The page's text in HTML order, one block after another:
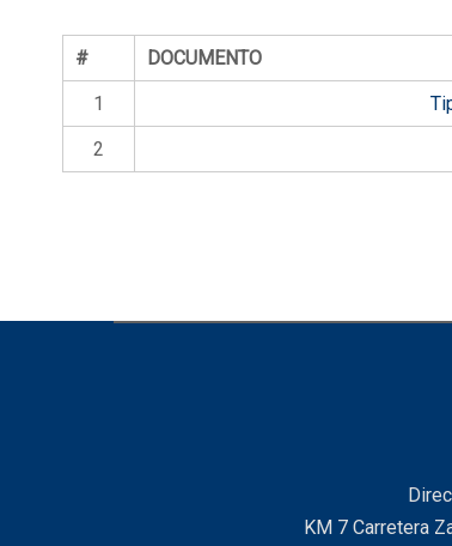
# DOCUMENTO
1
2
KM 7 Carretera